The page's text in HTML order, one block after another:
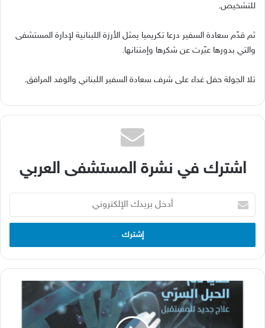
للتشخيص.
ثم قدّم سعادة السفير درعا تكريميا يمثل الأرزة اللبنانية لإدارة المستشفى
والتي بدورها عبّرت عن شكرها وإمتنانها.
تلا الجولة حفل غداء على شرف سعادة السفير اللبناني والوفد المرافق.
اشترك في نشرة المستشفى العربي
بريدك
الإلكتروني
Hospital